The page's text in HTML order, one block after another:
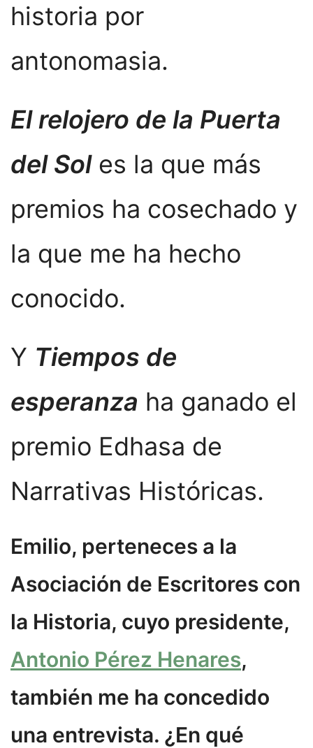
historia por
antonomasia.
El relojero de la Puerta
del Soles la que más
premios ha cosechado y
la que me ha hecho
conocido.
Y Tiempos de
esperanza ha ganado el
premio Edhasa de
Narrativas Históricas.
Emilio, perteneces a la
Asociación de Escritores con
la Historia, cuyo presidente,
Antonio Pérez Henares,
también me ha concedido
una entrevista. ¿En qué